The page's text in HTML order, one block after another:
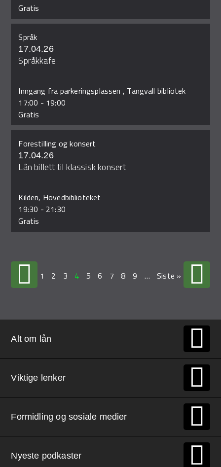
Gratis
Språk
17.04.26
Språkkafe
Inngang fra parkeringsplassen , Tangvall bibliotek
17:00 - 19:00
Gratis
Forestilling og konsert
17.04.26
Lån billett til klassisk konsert
Kilden, Hovedbiblioteket
19:30 - 21:30
Gratis
1 2 3 4 5 6 7 8 9 … Siste »
Alt om lån
Viktige lenker
Formidling og sosiale medier
Nyeste podkaster